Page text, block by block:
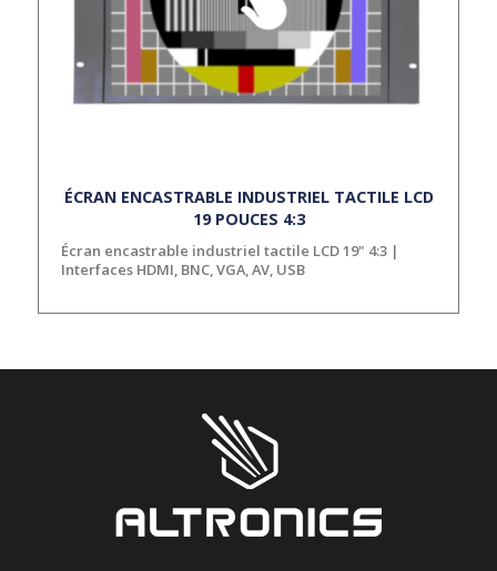
ÉCRAN ENCASTRABLE INDUSTRIEL TACTILE LCD
19 POUCES 4:3
Écran encastrable industriel tactile LCD 19" 4:3 |
Interfaces HDMI, BNC, VGA, AV, USB